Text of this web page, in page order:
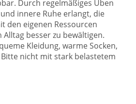
Durch regelmäßiges Üben
innere Ruhe erlangt, die
den eigenen Ressourcen
besser zu bewältigen.
Kleidung, warme Socken,
nicht mit stark belastetem